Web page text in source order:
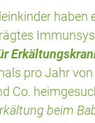
haben
pro Jahr von
Co.
beim